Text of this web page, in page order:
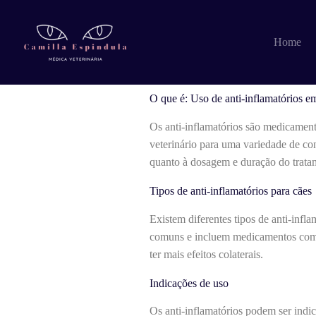
conteúdo
Home
O que é: Uso de
O que é: Uso de anti-inflamatórios
Os anti-inflamatórios são
veterinário para uma variedade de
quanto à dosagem e duração do
Tipos de anti-inflamatórios para cães
Existem diferentes tipos de anti-
comuns e incluem medicamentos
ter mais efeitos colaterais.
Indicações de uso
Os anti-inflamatórios podem ser